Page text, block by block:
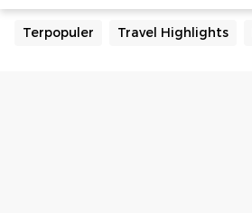
Terpopuler Travel Highlights